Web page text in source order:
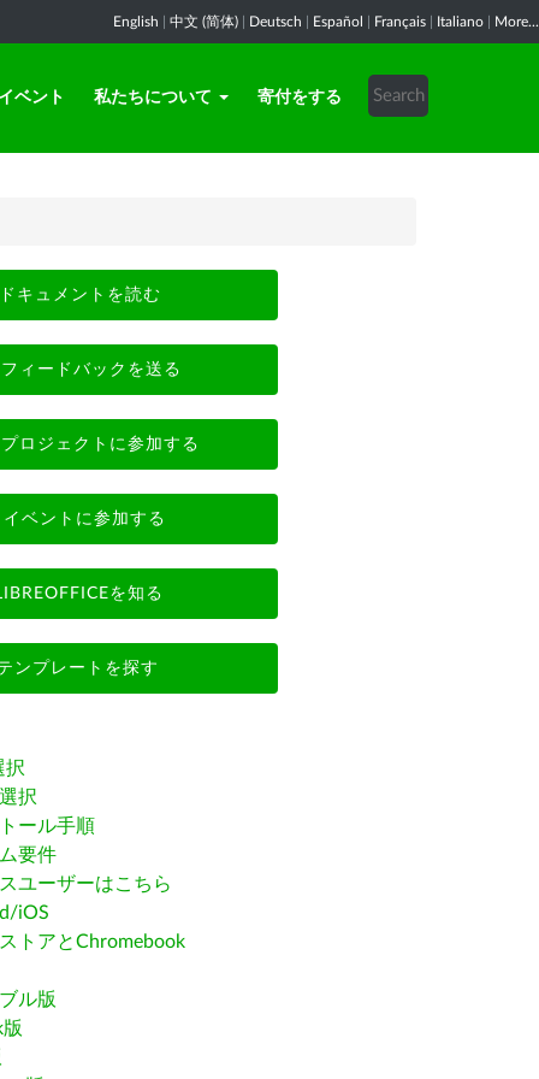
English 中文 (简体) Deutsch Español Français Italiano More...
イベント 私たちについて 寄付をする
ドキュメントを読む
フィードバックを送る
プロジェクトに参加する
イベントに参加する
を知る
ンプレートを探す
択
択
ール手順
要件
ユーザーはこちら
iOS
トアとChromebook
ル版